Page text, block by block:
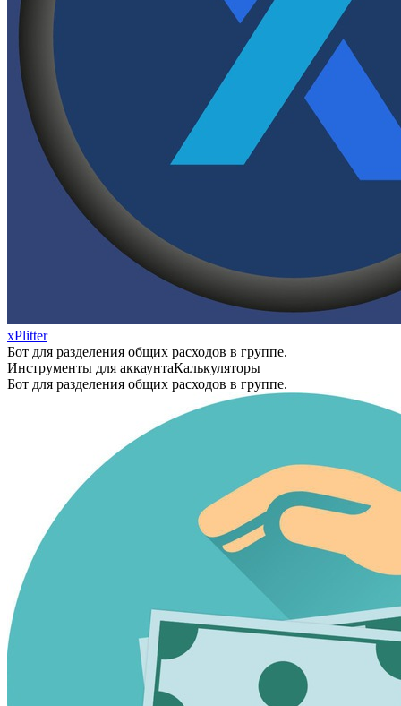
xPlitter
Бот для разделения общих расходов в группе.
Инструменты для аккаунтаКалькуляторы
Бот для разделения общих расходов в группе.